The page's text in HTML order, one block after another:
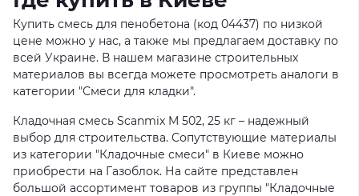
Купить смесь для пенобетона (код 04437) по низкой
цене можно у нас, а также мы предлагаем доставку по
всей Украине. В нашем магазине строительных
материалов вы всегда можете просмотреть аналоги в
категории "Смеси для кладки".
Кладочная смесь Scanmix M 502, 25 кг – надежный
выбор для строительства. Сопутствующие материалы
из категории "Кладочные смеси" в Киеве можно
приобрести на Газоблок. На сайте представлен
большой ассортимент товаров из группы "Кладочные